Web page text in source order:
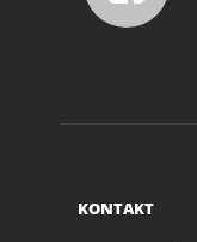
KONTAKT